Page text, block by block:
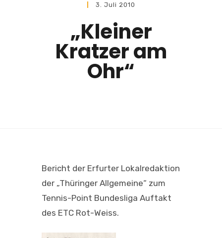
3. Juli 2010
„Kleiner
Kratzer am
Ohr“
Bericht der Erfurter Lokalredaktion
der „Thüringer Allgemeine“ zum
Tennis-Point Bundesliga Auftakt
des ETC Rot-Weiss.